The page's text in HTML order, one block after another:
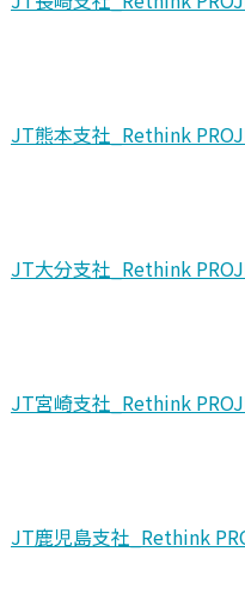
JT熊本支社_Rethink
JT大分支社_Rethink
JT宮崎支社_Rethink
JT鹿児島支社_Rethink